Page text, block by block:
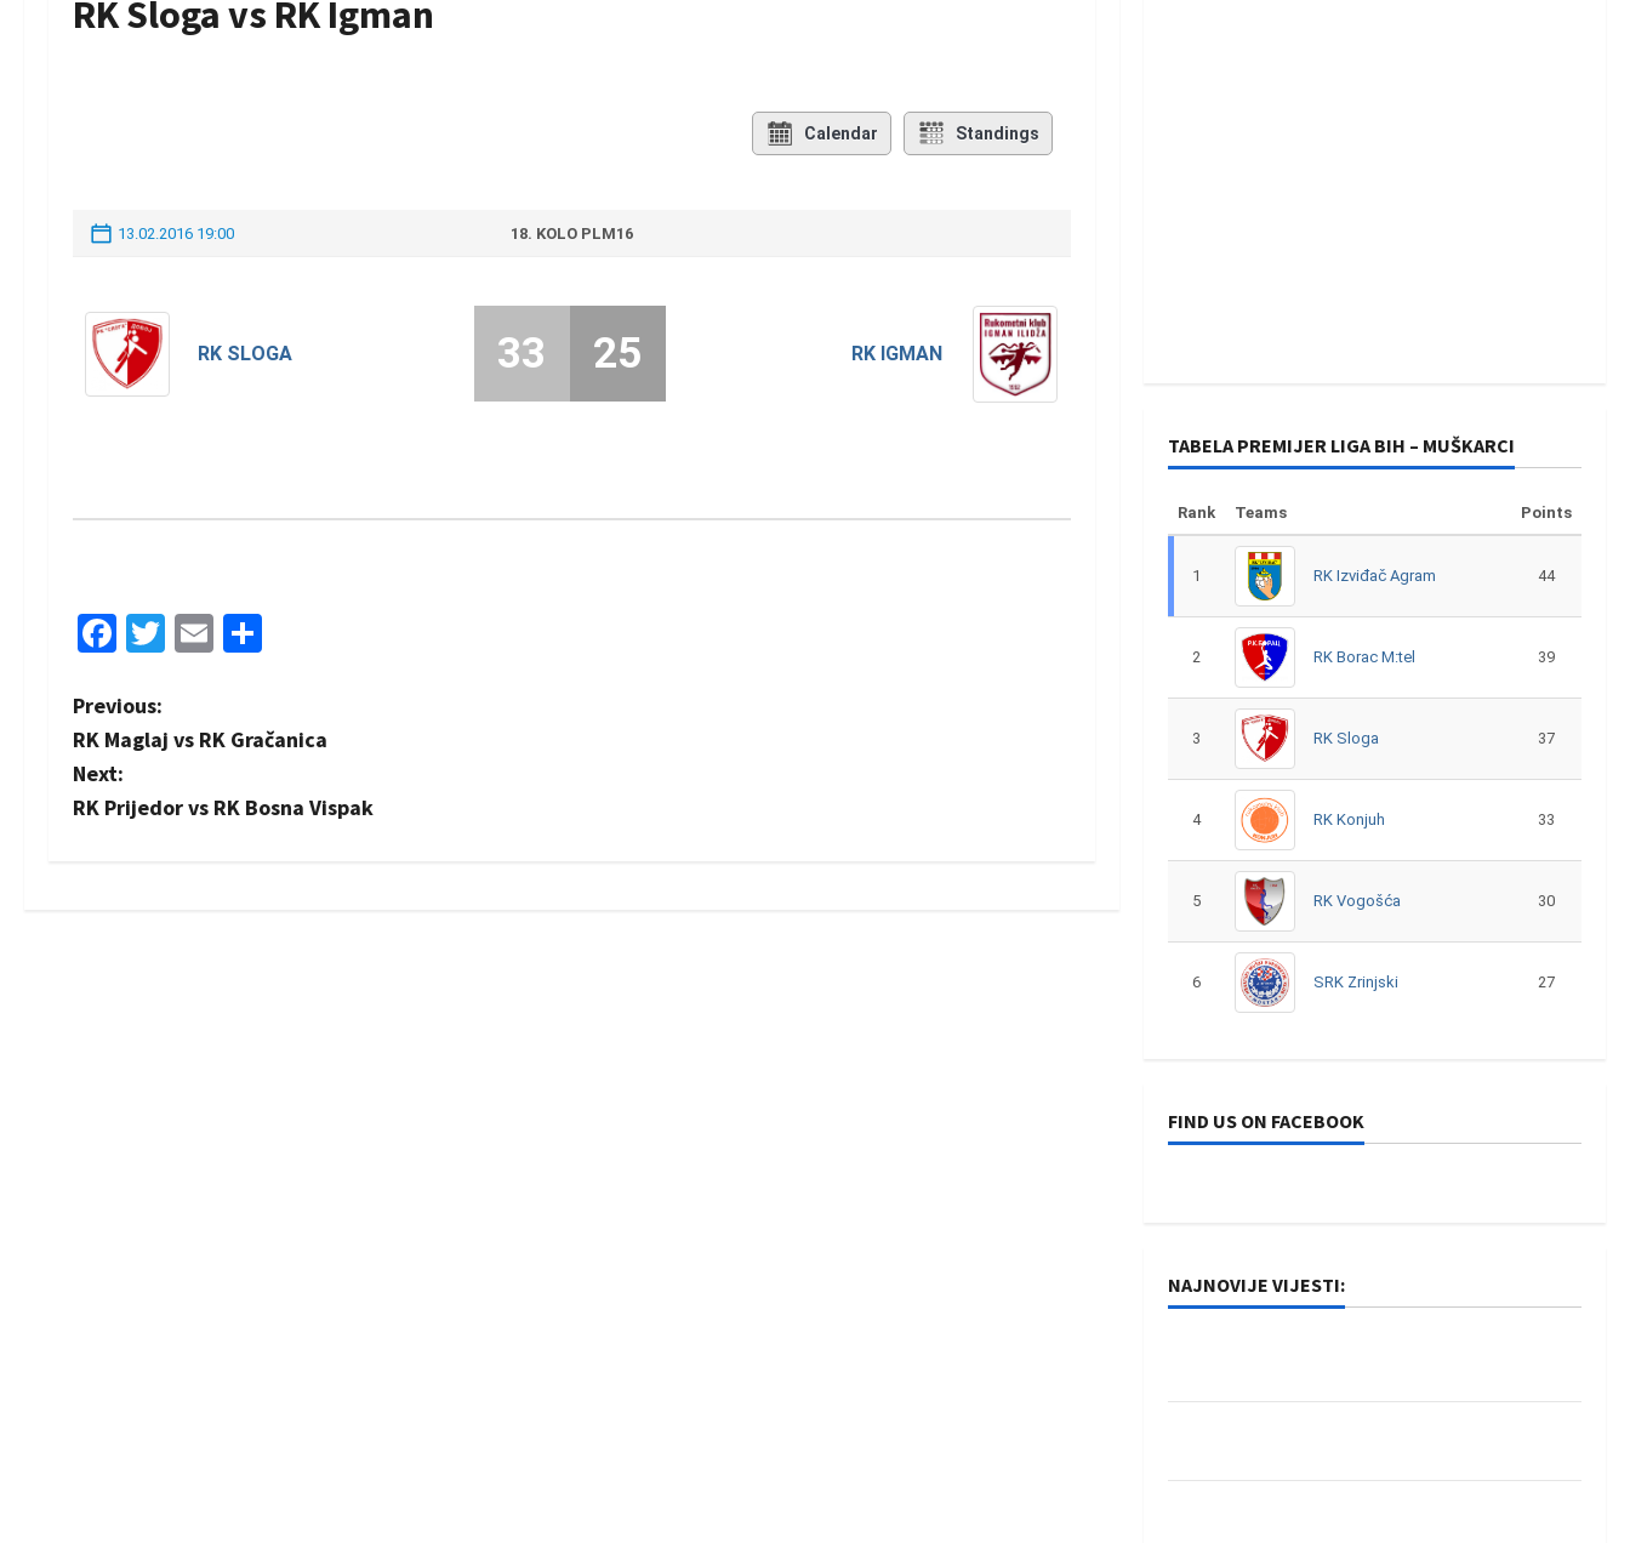
RK Sloga vs RK Igman
Calendar Standings
13.02.2016 19:00 18. KOLO PLM16
RK SLOGA RK IGMAN
33 25
Facebook
Twitter
Email
P
o
s
Previous:
RK Maglaj vs RK Gračanica
Next:
RK Prijedor vs RK Bosna Vispak
TABELA PREMIJER LIGA BIH – MUŠKARCI
Rank Teams Points
1 RK Izviđač Agram 44
2 RK Borac M:tel 39
3 RK Sloga 37
4 RK Konjuh 33
5 RK Vogošća 30
6 SRK Zrinjski 27
FIND US ON FACEBOOK
NAJNOVIJE VIJESTI: